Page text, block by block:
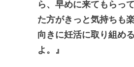
ら、早めに来てもらっ
た方がきっと気持ちも
向きに妊活に取り組め
よ。』